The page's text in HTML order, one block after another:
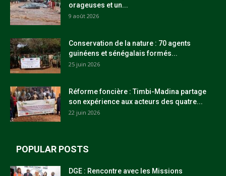
orageuses et un...
9 août 2026
Conservation de la nature : 70 agents
guinéens et sénégalais formés...
25 juin 2026
Réforme foncière : Timbi-Madina partage
son expérience aux acteurs des quatre...
22 juin 2026
POPULAR POSTS
DGE : Rencontre avec les Missions